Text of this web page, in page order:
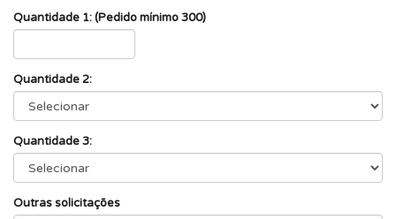
Quantidade 1: (Pedido mínimo 300)
Quantidade 2:
Quantidade 3:
Outras solicitações